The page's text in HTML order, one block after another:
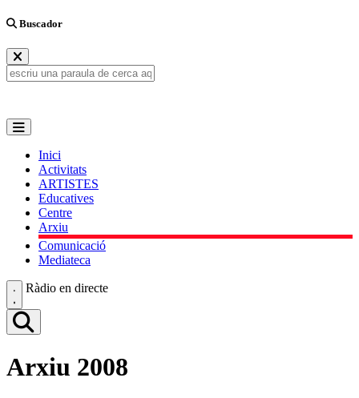
Buscador
Inici
Activitats
ARTISTES
Educatives
Centre
Arxiu
Comunicació
Mediateca
Ràdio en directe
Arxiu 2008